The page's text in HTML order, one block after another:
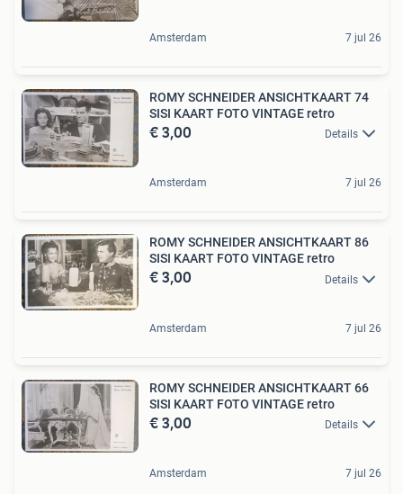
Amsterdam 7 jul 26
ROMY SCHNEIDER ANSICHTKAART 74
SISI KAART FOTO VINTAGE retro
€ 3,00 Details
Amsterdam 7 jul 26
ROMY SCHNEIDER ANSICHTKAART 86
SISI KAART FOTO VINTAGE retro
€ 3,00 Details
Amsterdam 7 jul 26
ROMY SCHNEIDER ANSICHTKAART 66
SISI KAART FOTO VINTAGE retro
€ 3,00 Details
Amsterdam 7 jul 26